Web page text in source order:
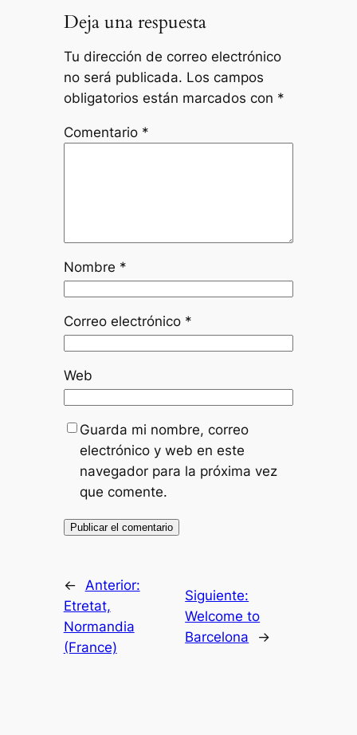
Deja una respuesta
Tu dirección de correo electrónico
no será publicada. Los campos
obligatorios están marcados con *
Comentario *
Nombre *
Correo electrónico *
Web
Guarda mi nombre, correo
electrónico y web en este
navegador para la próxima vez
que comente.
←
Anterior:
Etretat,
Normandia
(France)
Siguiente:
Welcome to
Barcelona
→